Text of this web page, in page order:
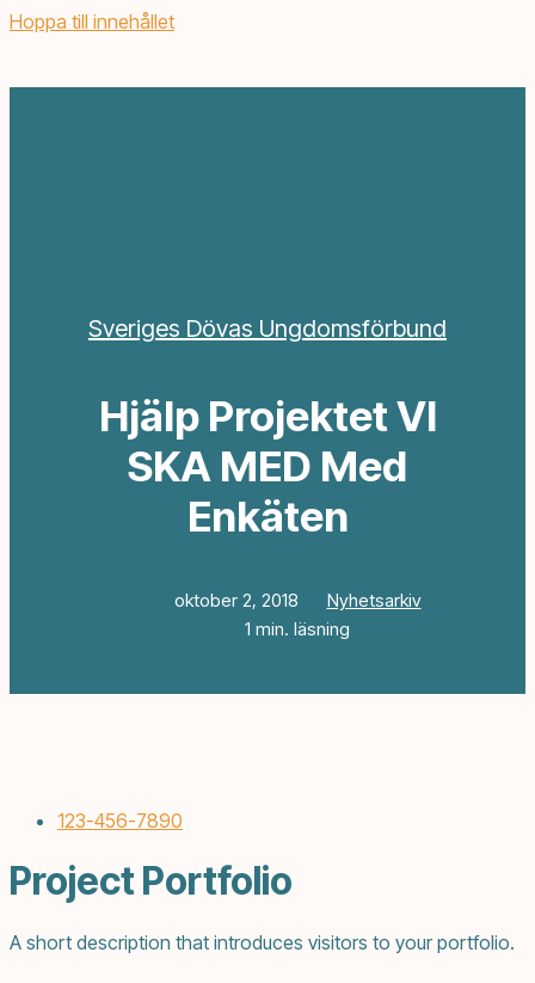
Hoppa till innehållet
Sveriges Dövas Ungdomsförbund
Hjälp Projektet VI
SKA MED Med
Enkäten
oktober 2, 2018
Nyhetsarkiv
1 min. läsning
123-456-7890
Project Portfolio
A short description that introduces visitors to your portfolio.